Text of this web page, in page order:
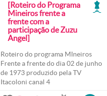
[Roteiro do Programa
Mineiros frente a
frente com a
participação de Zuzu
Angel]
Roteiro do programa MIneiros
Frente a frente do dia 02 de junho
de 1973 produzido pela TV
Itacoloni canal 4